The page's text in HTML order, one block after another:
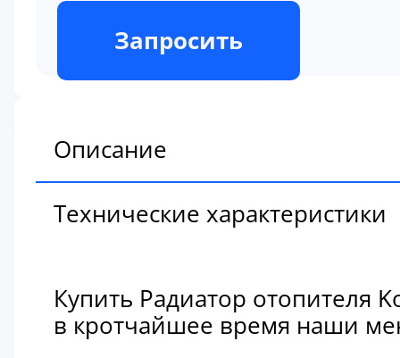
В наличии
Запросить
Описание
Технические характеристики
Купить Радиатор отопителя
в кротчайшее время наши